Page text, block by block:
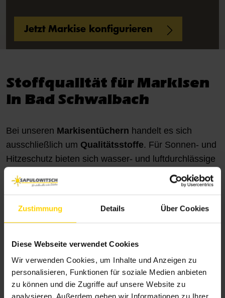
Zustimmung Details Über Cookies
Diese Webseite verwendet Cookies
Wir verwenden Cookies, um Inhalte und Anzeigen zu
personalisieren, Funktionen für soziale Medien anbieten
zu können und die Zugriffe auf unsere Website zu
analysieren. Außerdem geben wir Informationen zu Ihrer
Jetzt Markise konfigurieren
Stoffqualität für Markisen
in Bad Schwalbach
Bei unseren Markisentüchern handelt es sich
ausschließlich um Qualitätsstoffe. Für Sonnen- und
Hitzeschutz bieten sich wasser- und luftdurchlässige
Tücher an. Kombinierten Sonnen- und Regenschutz
erreichen Sie mit einem stark wasserabweisenden
Selbstreinigungseffekt
langfristigen Erhalt der Schönheit des Tuchs bei und
reduziert Ihren Pflegeaufwand.
Lichtechte Markisenstoffe zeichnen sich durch sehr